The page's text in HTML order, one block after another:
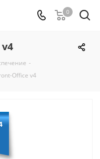
0
-
Office v4